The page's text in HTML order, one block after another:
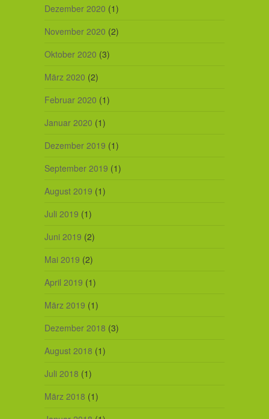
Dezember 2020 (1)
November 2020 (2)
Oktober 2020 (3)
März 2020 (2)
Februar 2020 (1)
Januar 2020 (1)
Dezember 2019 (1)
September 2019 (1)
August 2019 (1)
Juli 2019 (1)
Juni 2019 (2)
Mai 2019 (2)
April 2019 (1)
März 2019 (1)
Dezember 2018 (3)
August 2018 (1)
Juli 2018 (1)
März 2018 (1)